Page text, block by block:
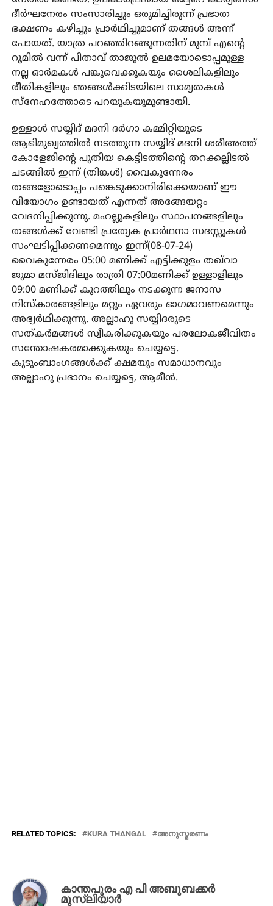
ദീർഘനേരം സംസാരിച്ചും ഒരുമിച്ചിരുന്ന് പ്രഭാത
ഭക്ഷണം കഴിച്ചും പ്രാർഥിച്ചുമാണ് തങ്ങൾ അന്ന്
പോയത്. യാത്ര പറഞ്ഞിറങ്ങുന്നതിന് മുമ്പ് എന്റെ
റൂമിൽ വന്ന് പിതാവ് താജുൽ ഉലമയോടൊപ്പമുള്ള
നല്ല ഓർമകൾ പങ്കുവെക്കുകയും ശൈലികളിലും
രീതികളിലും ഞങ്ങൾക്കിടയിലെ സാമ്യതകൾ
സ്നേഹത്തോടെ പറയുകയുമുണ്ടായി.
ഉള്ളാൾ സയ്യിദ് മദനി ദർഗാ കമ്മിറ്റിയുടെ
ആഭിമുഖ്യത്തിൽ നടത്തുന്ന സയ്യിദ് മദനി ശരീഅത്ത്
കോളേജിന്റെ പുതിയ കെട്ടിടത്തിന്റെ തറക്കല്ലിടൽ
ചടങ്ങിൽ ഇന്ന് (തിങ്കൾ) വൈകുന്നേരം
തങ്ങളോടൊപ്പം പങ്കെടുക്കാനിരിക്കെയാണ് ഈ
വിയോഗം ഉണ്ടായത് എന്നത് അങ്ങേയറ്റം
വേദനിപ്പിക്കുന്നു. മഹല്ലുകളിലും സ്ഥാപനങ്ങളിലും
തങ്ങൾക്ക് വേണ്ടി പ്രത്യേക പ്രാർഥനാ സദസ്സുകൾ
സംഘടിപ്പിക്കണമെന്നും ഇന്ന്(08-07-24)
വൈകുന്നേരം 05:00 മണിക്ക് എട്ടിക്കുളം തഖ്‌വാ
ജുമാ മസ്ജിദിലും രാത്രി 07:00മണിക്ക് ഉള്ളാളിലും
09:00 മണിക്ക് കുറത്തിലും നടക്കുന്ന ജനാസ
നിസ്കാരങ്ങളിലും മറ്റും ഏവരും ഭാഗമാവണമെന്നും
അഭ്യർഥിക്കുന്നു. അല്ലാഹു സയ്യിദരുടെ
സത്കർമങ്ങൾ സ്വീകരിക്കുകയും പരലോകജീവിതം
സന്തോഷകരമാക്കുകയും ചെയ്യട്ടെ.
കുടുംബാംഗങ്ങൾക്ക് ക്ഷമയും സമാധാനവും
അല്ലാഹു പ്രദാനം ചെയ്യട്ടെ, ആമീൻ.
RELATED TOPICS: KURA THANGAL അനുസ്മരണം
കാന്തപുരം എ പി അബൂബക്കര്‍
മുസ്‍ലിയാർ